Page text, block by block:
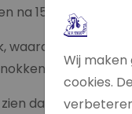
na 15 minuten
waardoor het
en door
dat ze door
Wij
cookies.